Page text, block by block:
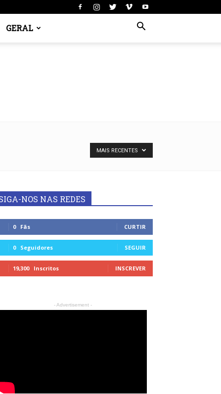
GERAL
MAIS RECENTES
NOS NAS REDES
0 Fãs CURTIR
0 Seguidores SEGUIR
19,300 Inscritos INSCREVER
- Advertisement -